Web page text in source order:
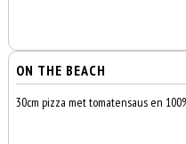
ON THE BEACH
30cm pizza met tomatensaus en